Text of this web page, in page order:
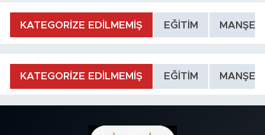
KATEGORİZE EDİLMEMİŞ EĞİTİM MANŞET
KATEGORİZE EDİLMEMİŞ EĞİTİM MANŞET